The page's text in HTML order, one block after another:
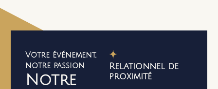
Votre événement,
notre passion
Notre
Relationnel de
proximité